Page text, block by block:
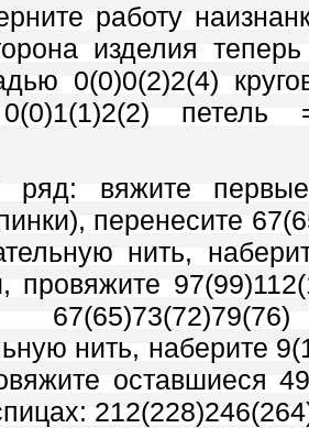
работу
изделия
0(0)0(2)2(4)
петель
вяжите первые
перенесите
нить,
нить, наберите
оставшиеся